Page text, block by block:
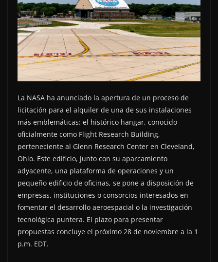
La NASA ha anunciado la apertura de un proceso de
licitación para el alquiler de una de sus instalaciones
más emblemáticas: el histórico hangar, conocido
oficialmente como Flight Research Building,
perteneciente al Glenn Research Center en Cleveland,
Ohio. Este edificio, junto con su aparcamiento
adyacente, una plataforma de operaciones y un
pequeño edificio de oficinas, se pone a disposición de
empresas, instituciones o consorcios interesados en
fomentar el desarrollo aeroespacial o la investigación
tecnológica puntera. El plazo para presentar
propuestas concluye el próximo 28 de noviembre a la 1
p.m. EDT.